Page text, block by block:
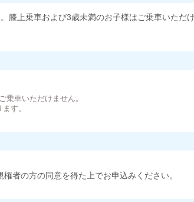
膝上乗車および3歳未満のお子様はご乗車いただ
車いただけません。
す。
者の方の同意を得た上でお申込みください。